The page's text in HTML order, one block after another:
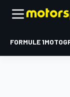
FORMULE 1